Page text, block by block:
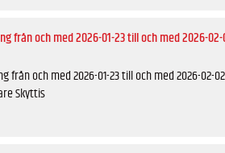
från och med 2026-01-23 till och med 2026-
och med 2026-01-23 till och med 2026-02-
Skyttis